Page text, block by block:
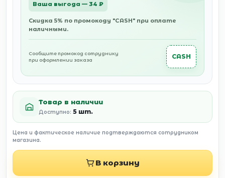
Ваша выгода — 34 ₽
Скидка 5% по промокоду "CASH" при оплате
наличными.
Сообщите промокод сотруднику
при оформлении заказа
CASH
Товар в наличии
Доступно: 5 шт.
Цена и фактическое наличие подтверждаются сотрудником
магазина.
В корзину